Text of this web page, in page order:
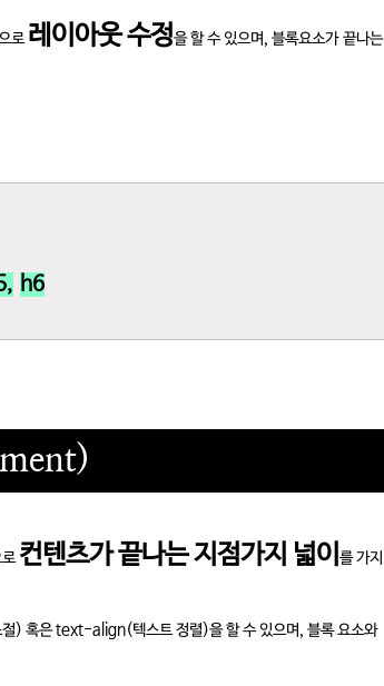
로레이아웃 수정을 할 수 있으며, 블록요소가 끝나는
h6
로컨텐츠가 끝나는 지점가지 넓이 를 가지
혹은 text-align(텍스트 정렬)을 할 수 있으며, 블록 요소와